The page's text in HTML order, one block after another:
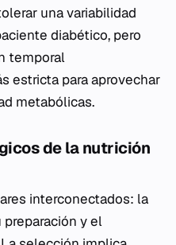
una variabilidad
diabético, pero
temporal
estricta para aprovechar
metabólicas.
de la nutrición
interconectados: la
y el